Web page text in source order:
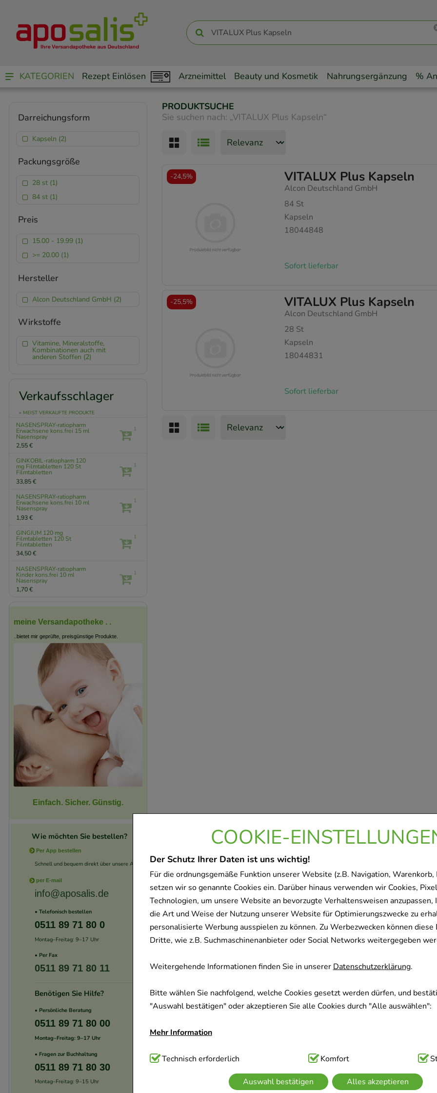
COOKIE-
Der Schutz Ihrer Daten ist uns wichtig!
Für die ordnungsgemäße Funktion unserer Website (z.B. Navigation, Warenkorb,
setzen wir so genannte Cookies ein. Darüber hinaus verwenden wir Cookies,
Technologien, um unsere Website an bevorzugte Verhaltensweisen anzupassen,
die Art und Weise der Nutzung unserer Website für Optimierungszwecke zu
personalisierte Werbung ausspielen zu können. Zu Werbezwecken können diese
Dritte, wie z.B. Suchmaschinenanbieter oder Social Networks weitergegeben
Weitergehende Informationen finden Sie in unsererDatenschutzerklärung.
Bitte wählen Sie nachfolgend, welche Cookies gesetzt werden dürfen, und
"Auswahl bestätigen" oder akzeptieren Sie alle Cookies durch "Alle auswählen":
Mehr Information
Technisch Notwendig:Hierbei handelt es sich um Cookies, die für die
Website notwendig sind (z.B. Navigation, Warenkorb, Kundenkonto), weshalb
verzichtet werden kann.
Technisch erforderlich Komfort
Auswahl bestätigen Alles akzeptieren
KATEGORIEN Rezept Einlösen Arzneimittel Beauty und Kosmetik Nahrungsergänzung %
PRODUKTSUCHE
Sie suchen nach: „VITALUX Plus Kapseln“
VITALUX Plus Kapseln
Alcon Deutschland GmbH
84 St
Kapseln
18044848
Sofort lieferbar
-24,5%
VITALUX Plus Kapseln
Alcon Deutschland GmbH
28 St
Kapseln
18044831
Sofort lieferbar
-25,5%
Darreichungsform
Kapseln (2)
Packungsgröße
28 st (1)
84 st (1)
Preis
15.00 - 19.99 (1)
>= 20.00 (1)
Hersteller
Alcon Deutschland GmbH (2)
Wirkstoffe
Vitamine, Mineralstoffe,
Kombinationen auch mit
anderen Stoffen (2)
Verkaufsschlager
» MEIST VERKAUFTE PRODUKTE
NASENSPRAY-ratiopharm
Erwachsene kons.frei 15 ml
Nasenspray
2,55 €
1
GINKOBIL-ratiopharm 120
mg Filmtabletten 120 St
Filmtabletten
33,85 €
1
NASENSPRAY-ratiopharm
Erwachsene kons.frei 10 ml
Nasenspray
1,93 €
1
GINGIUM 120 mg
Filmtabletten 120 St
Filmtabletten
34,50 €
1
NASENSPRAY-ratiopharm
Kinder kons.frei 10 ml
Nasenspray
1,70 €
1
meine Versandapotheke . .
..bietet mir geprüfte, preisgünstige Produkte.
Einfach. Sicher. Günstig.
Wie möchten Sie bestellen?
Per App bestellen
Schnell und bequem direkt über unsere App.
per E-mail
info@aposalis.de
• Telefonisch bestellen
0511 89 71 80 0
Montag–Freitag: 9–17 Uhr
• Per Fax
0511 89 71 80 11
Benötigen Sie Hilfe?
• Persönliche Beratung
0511 89 71 80 00
Montag–Freitag: 9–17 Uhr
• Fragen zur Buchhaltung
0511 89 71 80 30
Montag–Freitag: 9–15 Uhr